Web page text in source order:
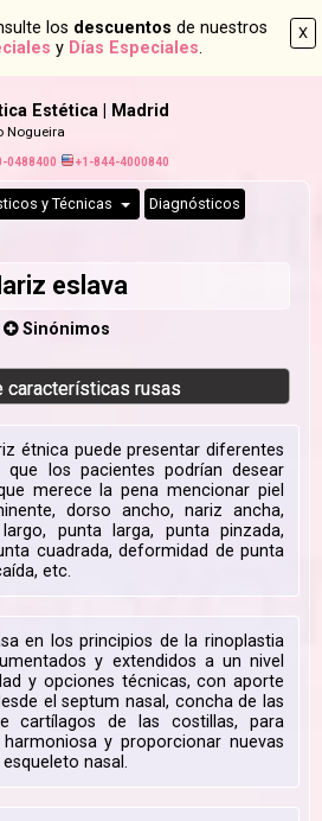
X
los descuentos de nuestros
y Días Especiales.
Estética | Madrid
Nogueira
0488400 +1-844-4000840
y Técnicas Diagnósticos
eslava
Sinónimos
características rusas
étnica puede presentar diferentes
que los pacientes podrían desear
merece la pena mencionar piel
dorso ancho, nariz ancha,
punta larga, punta pinzada,
cuadrada, deformidad de punta
etc.
en los principios de la rinoplastia
y extendidos a un nivel
y opciones técnicas, con aporte
el septum nasal, concha de las
cartílagos de las costillas, para
y proporcionar nuevas
nasal.